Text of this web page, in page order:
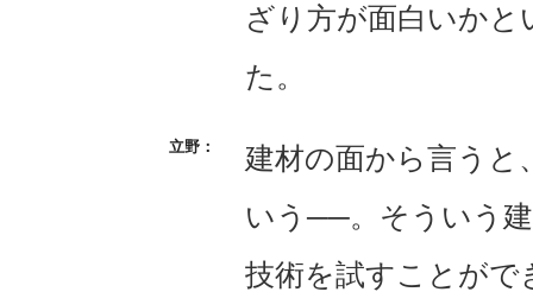
ざり方が面白いか
た。
建材の面から言うと
いう──。そういう
技術を試すことが